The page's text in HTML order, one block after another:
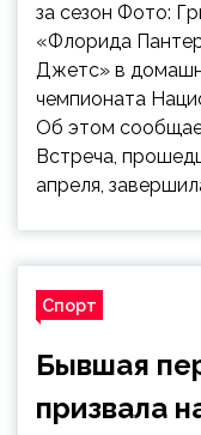
за сезон Фото:
«Флорида
Джетс» в
чемпионата
Об этом
Встреча,
апреля,
Спорт
Бывшая
призвала